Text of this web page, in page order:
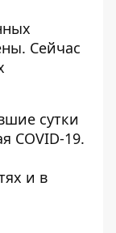
Сейчас
сутки
COVID-19.
и в